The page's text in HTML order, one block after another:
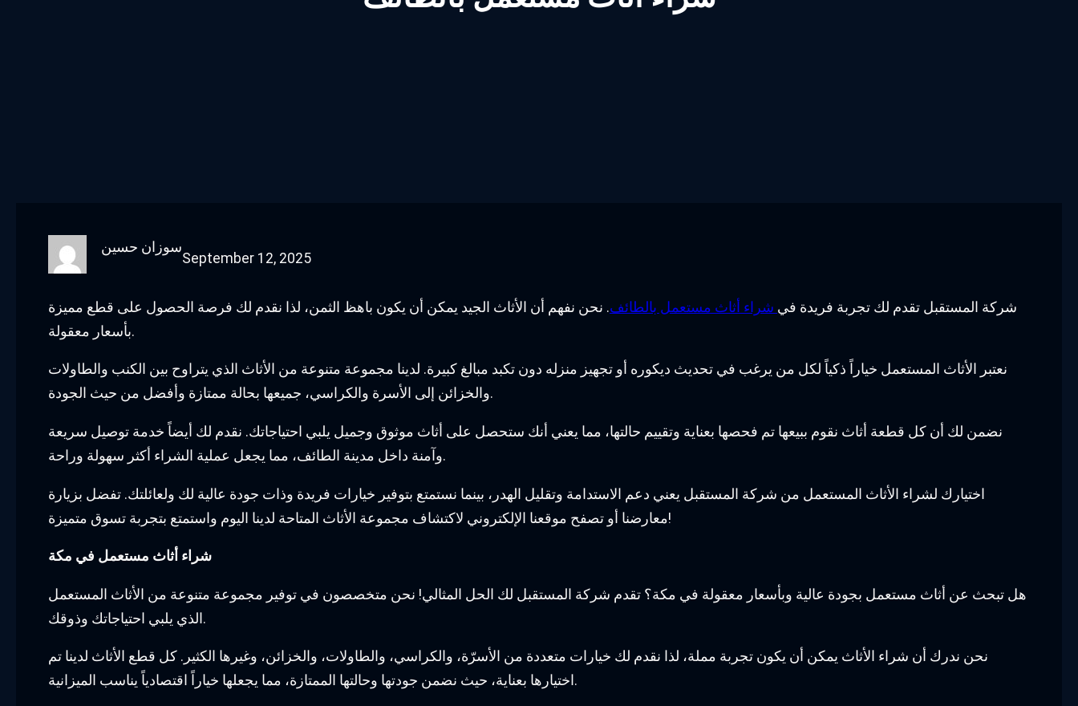
سوزان حسين
September 12, 2025
شركة المستقبل تقدم لك تجربة فريدة في شراء أثاث مستعمل بالطائف. نحن نفهم أن الأثاث الجيد يمكن أن يكون باهظ الثمن، لذا نقدم لك فرصة الحصول على قطع مميزة
بأسعار معقولة.
نعتبر الأثاث المستعمل خياراً ذكياً لكل من يرغب في تحديث ديكوره أو تجهيز منزله دون تكبد مبالغ كبيرة. لدينا مجموعة متنوعة من الأثاث الذي يتراوح بين الكنب والطاولات
والخزائن إلى الأسرة والكراسي، جميعها بحالة ممتازة وأفضل من حيث الجودة.
نضمن لك أن كل قطعة أثاث نقوم ببيعها تم فحصها بعناية وتقييم حالتها، مما يعني أنك ستحصل على أثاث موثوق وجميل يلبي احتياجاتك. نقدم لك أيضاً خدمة توصيل سريعة
وآمنة داخل مدينة الطائف، مما يجعل عملية الشراء أكثر سهولة وراحة.
اختيارك لشراء الأثاث المستعمل من شركة المستقبل يعني دعم الاستدامة وتقليل الهدر، بينما نستمتع بتوفير خيارات فريدة وذات جودة عالية لك ولعائلتك. تفضل بزيارة
معارضنا أو تصفح موقعنا الإلكتروني لاكتشاف مجموعة الأثاث المتاحة لدينا اليوم واستمتع بتجربة تسوق متميزة!
شراء أثاث مستعمل في مكة
هل تبحث عن أثاث مستعمل بجودة عالية وبأسعار معقولة في مكة؟ تقدم شركة المستقبل لك الحل المثالي! نحن متخصصون في توفير مجموعة متنوعة من الأثاث المستعمل
الذي يلبي احتياجاتك وذوقك.
نحن ندرك أن شراء الأثاث يمكن أن يكون تجربة مملة، لذا نقدم لك خيارات متعددة من الأسرّة، والكراسي، والطاولات، والخزائن، وغيرها الكثير. كل قطع الأثاث لدينا تم
اختيارها بعناية، حيث نضمن جودتها وحالتها الممتازة، مما يجعلها خياراً اقتصادياً يناسب الميزانية.